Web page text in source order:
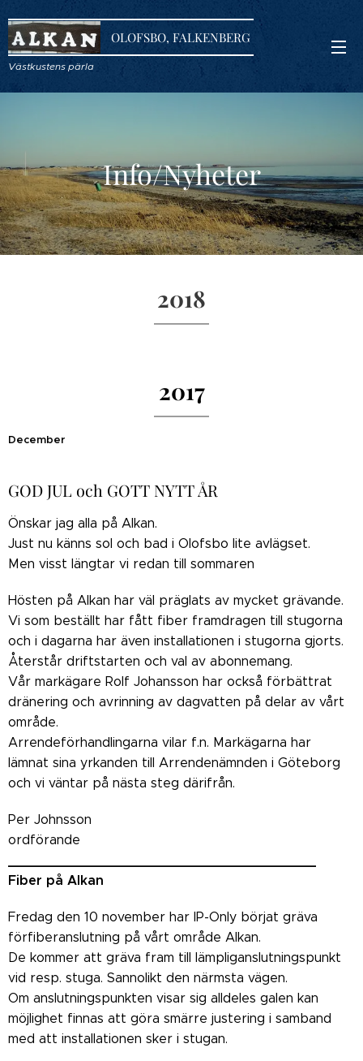
OLOFSBO, FALKENBERG
Västkustens pärla
Info/Nyheter
2018
2017
December
GOD JUL och GOTT NYTT ÅR
Önskar jag alla på Alkan.
Just nu känns sol och bad i Olofsbo lite avlägset.
Men visst längtar vi redan till sommaren
Hösten på Alkan har väl präglats av mycket grävande.
Vi som beställt har fått fiber framdragen till stugorna
och i dagarna har även installationen i stugorna gjorts.
Återstår driftstarten och val av abonnemang.
Vår markägare Rolf Johansson har också förbättrat
dränering och avrinning av dagvatten på delar av vårt
område.
Arrendeförhandlingarna vilar f.n. Markägarna har
lämnat sina yrkanden till Arrendenämnden i Göteborg
och vi väntar på nästa steg därifrån.
Per Johnsson
ordförande
Fiber på Alkan
Fredag den 10 november har IP-Only börjat gräva
förfiberanslutning på vårt område Alkan.
De kommer att gräva fram till lämpliganslutningspunkt
vid resp. stuga. Sannolikt den närmsta vägen.
Om anslutningspunkten visar sig alldeles galen kan
möjlighet finnas att göra smärre justering i samband
med att installationen sker i stugan.